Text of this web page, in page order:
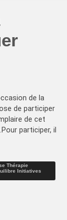
de la
de participer
de cet
participer, il
Thérapie
Initiatives